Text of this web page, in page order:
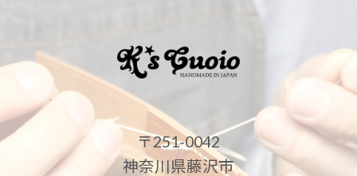
〒251-0042
神奈川県藤沢市